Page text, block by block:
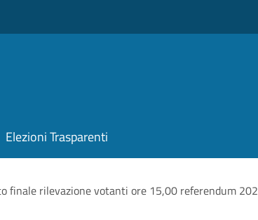
Elezioni Trasparenti
finale rilevazione votanti ore 15,00 referendum